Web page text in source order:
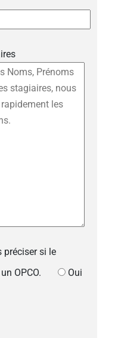
préciser si le
OPCO.
Oui